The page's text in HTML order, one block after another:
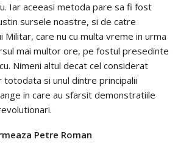
Iar aceeasi metoda pare sa fi fost
sursele noastre, si de catre
Militar, care nu cu multa vreme in urma
mai multor ore, pe fostul presedinte
Nimeni altul decat cel considerat
totodata si unul dintre principalii
in care au sfarsit demonstratiile
Petre Roman